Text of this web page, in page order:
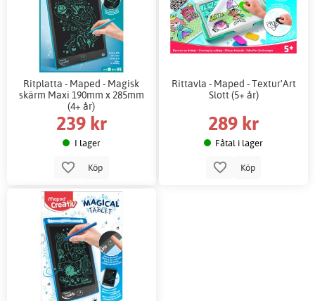
Ritplatta - Maped - Magisk
skärm Maxi 190mm x 285mm
(4+ år)
239 kr
I lager
Köp
Rittavla - Maped - Textur'Art
Slott (5+ år)
289 kr
Fåtal i lager
Köp